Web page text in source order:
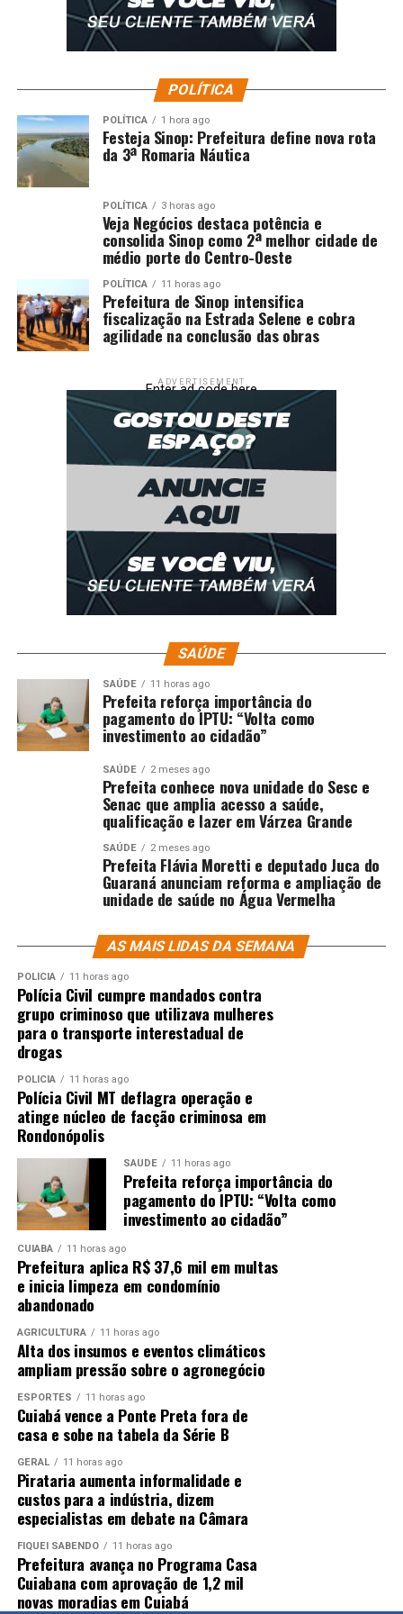
POLÍTICA
POLÍTICA 1 hora ago
Festeja Sinop: Prefeitura define nova rota
da 3ª Romaria Náutica
POLÍTICA 3 horas ago
Veja Negócios destaca potência e
consolida Sinop como 2ª melhor cidade de
médio porte do Centro-Oeste
POLÍTICA 11 horas ago
Prefeitura de Sinop intensifica
fiscalização na Estrada Selene e cobra
agilidade na conclusão das obras
ADVERTISEMENT
Enter ad code here
SAÚDE
SAÚDE 11 horas ago
Prefeita reforça importância do
pagamento do IPTU: “Volta como
investimento ao cidadão”
SAÚDE 2 meses ago
Prefeita conhece nova unidade do Sesc e
Senac que amplia acesso a saúde,
qualificação e lazer em Várzea Grande
SAÚDE 2 meses ago
Prefeita Flávia Moretti e deputado Juca do
Guaraná anunciam reforma e ampliação de
unidade de saúde no Água Vermelha
AS MAIS LIDAS DA SEMANA
POLÍCIA 11 horas ago
Polícia Civil cumpre mandados contra
grupo criminoso que utilizava mulheres
para o transporte interestadual de
drogas
POLÍCIA 11 horas ago
Polícia Civil MT deflagra operação e
atinge núcleo de facção criminosa em
Rondonópolis
SAÚDE 11 horas ago
Prefeita reforça importância do
pagamento do IPTU: “Volta como
investimento ao cidadão”
CUIABÁ 11 horas ago
Prefeitura aplica R$ 37,6 mil em multas
e inicia limpeza em condomínio
abandonado
AGRICULTURA 11 horas ago
Alta dos insumos e eventos climáticos
ampliam pressão sobre o agronegócio
ESPORTES 11 horas ago
Cuiabá vence a Ponte Preta fora de
casa e sobe na tabela da Série B
GERAL 11 horas ago
Pirataria aumenta informalidade e
custos para a indústria, dizem
especialistas em debate na Câmara
FIQUEI SABENDO 11 horas ago
Prefeitura avança no Programa Casa
Cuiabana com aprovação de 1,2 mil
novas moradias em Cuiabá